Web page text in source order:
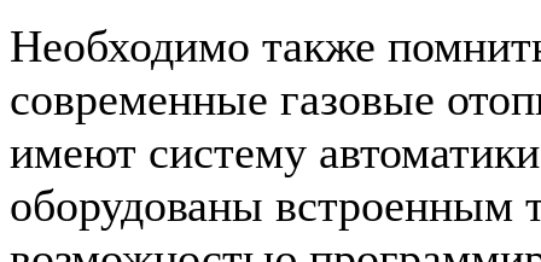
Необходимо также
современные газовые
имеют систему
оборудованы встроенным